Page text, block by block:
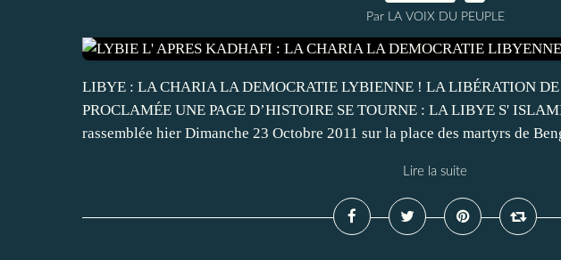
Par LA VOIX DU PEUPLE
LIBYE : LA CHARIA LA DEMOCRATIE LYBIENNE ! LA LIBÉRATION
PROCLAMÉE UNE PAGE D’HISTOIRE SE TOURNE : LA LIBYE S'
rassemblée hier Dimanche 23 Octobre 2011 sur la place des martyrs de
Lire la suite